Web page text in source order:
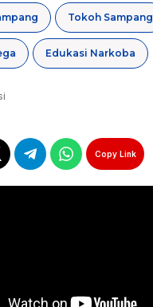
Tokoh Sampang
Edukasi Narkoba
Copy Link